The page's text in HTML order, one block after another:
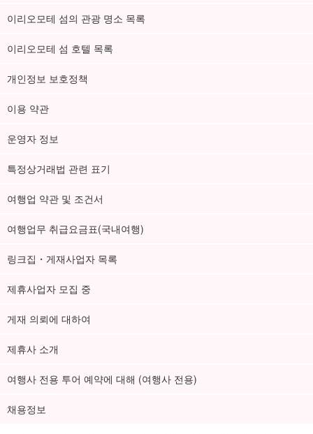
이리오모테 섬의 관광 명소 목록
이리오모테 섬 호텔 목록
개인정보 보호정책
이용 약관
운영자 정보
특정상거래법 관련 표기
여행업 약관 및 조건서
여행업무 취급요금표(국내여행)
링크집・게재사업자 목록
제휴사업자 모집 중
게재 의뢰에 대하여
제휴사 소개
여행사 전용 투어 예약에 대해 (여행사 전용)
채용정보